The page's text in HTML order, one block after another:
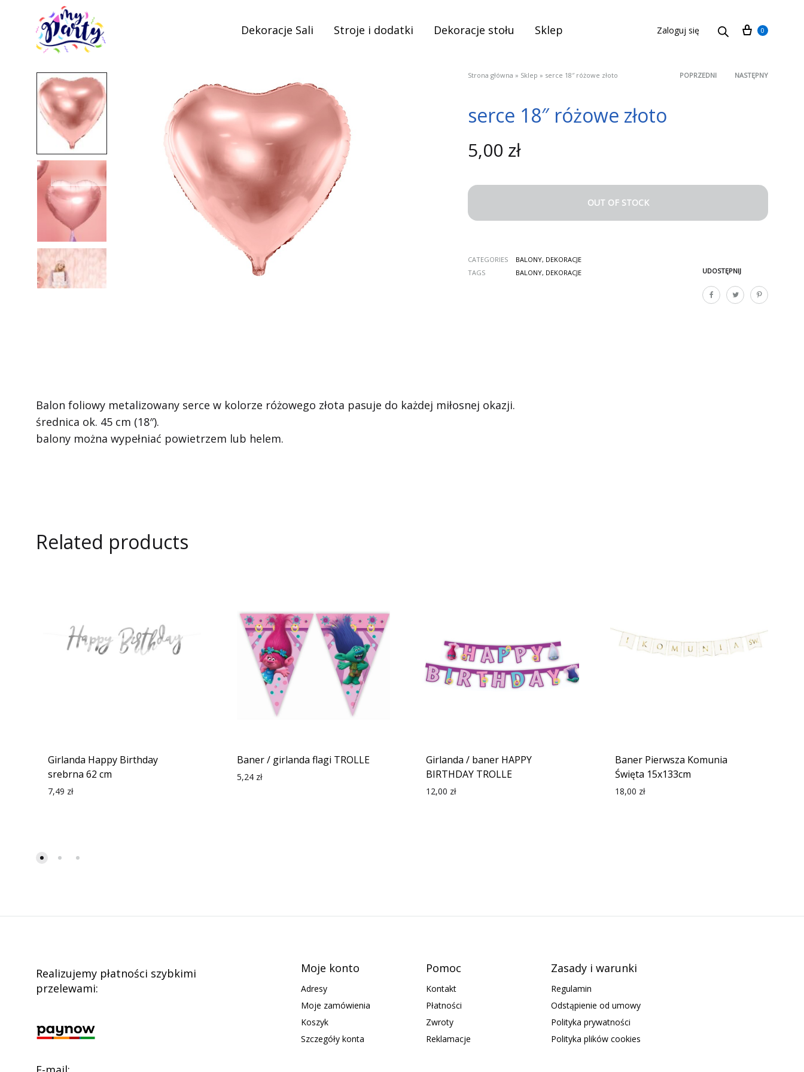
Dekoracje Sali Stroje i dodatki Dekoracje stołu Sklep Zaloguj się Cart
0
Strona główna » Sklep » serce 18″ różowe złoto
Product
POPRZEDNI NASTĘPNY
serce 18″ różowe złoto
5,00 zł
OUT OF STOCK
UDOSTĘPNIJ
CATEGORIES BALONY, DEKORACJE
TAGS
BALONY, DEKORACJE
Balon foliowy metalizowany serce w kolorze różowego złota pasuje do każdej miłosnej okazji.
średnica ok. 45 cm (18″).
balony można wypełniać powietrzem lub helem.
Related products
Girlanda Happy Birthday
srebrna 62 cm
7,49 zł
Baner / girlanda flagi TROLLE
5,24 zł
Girlanda / baner HAPPY
BIRTHDAY TROLLE
12,00 zł
Baner Pierwsza Komunia
Święta 15x133cm
18,00 zł
Realizujemy płatności szybkimi
przelewami:
Moje konto
Adresy
Moje zamówienia
Koszyk
Szczegóły konta
Pomoc
Kontakt
Płatności
Zwroty
Reklamacje
Zasady i warunki
Regulamin
Odstąpienie od umowy
Polityka prywatności
Polityka plików cookies